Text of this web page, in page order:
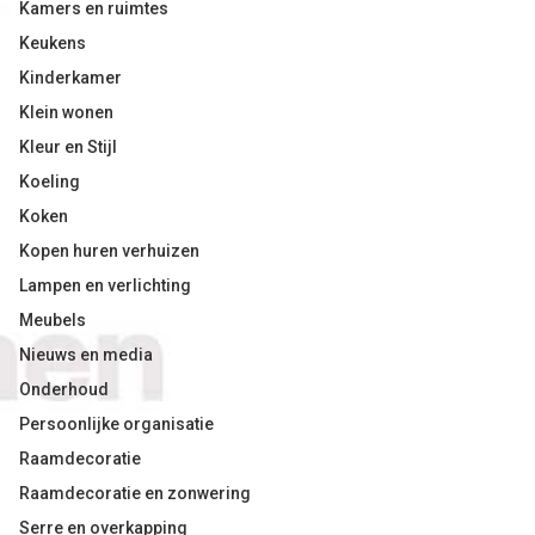
Kamers en ruimtes
Keukens
Kinderkamer
Klein wonen
Kleur en Stijl
Koeling
Koken
Kopen huren verhuizen
Lampen en verlichting
Meubels
Nieuws en media
Onderhoud
Persoonlijke organisatie
Raamdecoratie
Raamdecoratie en zonwering
Serre en overkapping